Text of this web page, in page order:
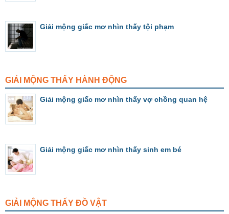
Giải mộng giấc mơ nhìn thấy tội phạm
GIẢI MỘNG THẤY HÀNH ĐỘNG
Giải mộng giấc mơ nhìn thấy vợ chồng quan hệ
Giải mộng giấc mơ nhìn thấy sinh em bé
GIẢI MỘNG THẤY ĐỒ VẬT